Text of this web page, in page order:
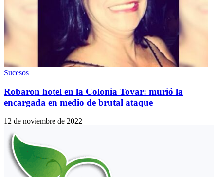
Sucesos
Robaron hotel en la Colonia Tovar: murió la
encargada en medio de brutal ataque
12 de noviembre de 2022